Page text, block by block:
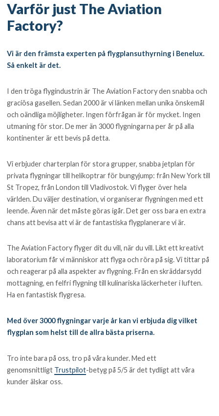
Varför just The Aviation
Factory?
Vi är den främsta experten på flygplansuthyrning i Benelux.
Så enkelt är det.
I den tröga flygindustrin är The Aviation Factory den snabba och
graciösa gasellen. Sedan 2000 är vi länken mellan unika önskemål
och oändliga möjligheter. Ingen förfrågan är för mycket. Ingen
utmaning för stor. De mer än 3000 flygningarna per år på alla
kontinenter är ett bevis på detta.
Vi erbjuder charterplan för stora grupper, snabba jetplan för
privata flygningar till helikoptrar för bungyjump: från New York till
St Tropez, från London till Vladivostok. Vi flyger över hela
världen. Du väljer destination, vi organiserar flygningen med ett
leende. Även när det måste göras igår. Det ger oss bara en extra
chans att bevisa att vi är de fantastiska flygplanerare vi är.
The Aviation Factory flyger dit du vill, när du vill. Likt ett kreativt
laboratorium får vi människor att flyga och röra på sig. Vi tittar på
och reagerar på alla aspekter av flygning. Från en skräddarsydd
mottagning, en felfri flygning till kulinariska läckerheter i luften.
Ha en fantastisk flygresa.
Med över 3000 flygningar varje år kan vi erbjuda dig vilket
flygplan som helst till de allra bästa priserna.
Tro inte bara på oss, tro på våra kunder. Med ett
genomsnittligt Trustpilot-betyg på 5/5 är det tydligt att våra
kunder älskar oss.